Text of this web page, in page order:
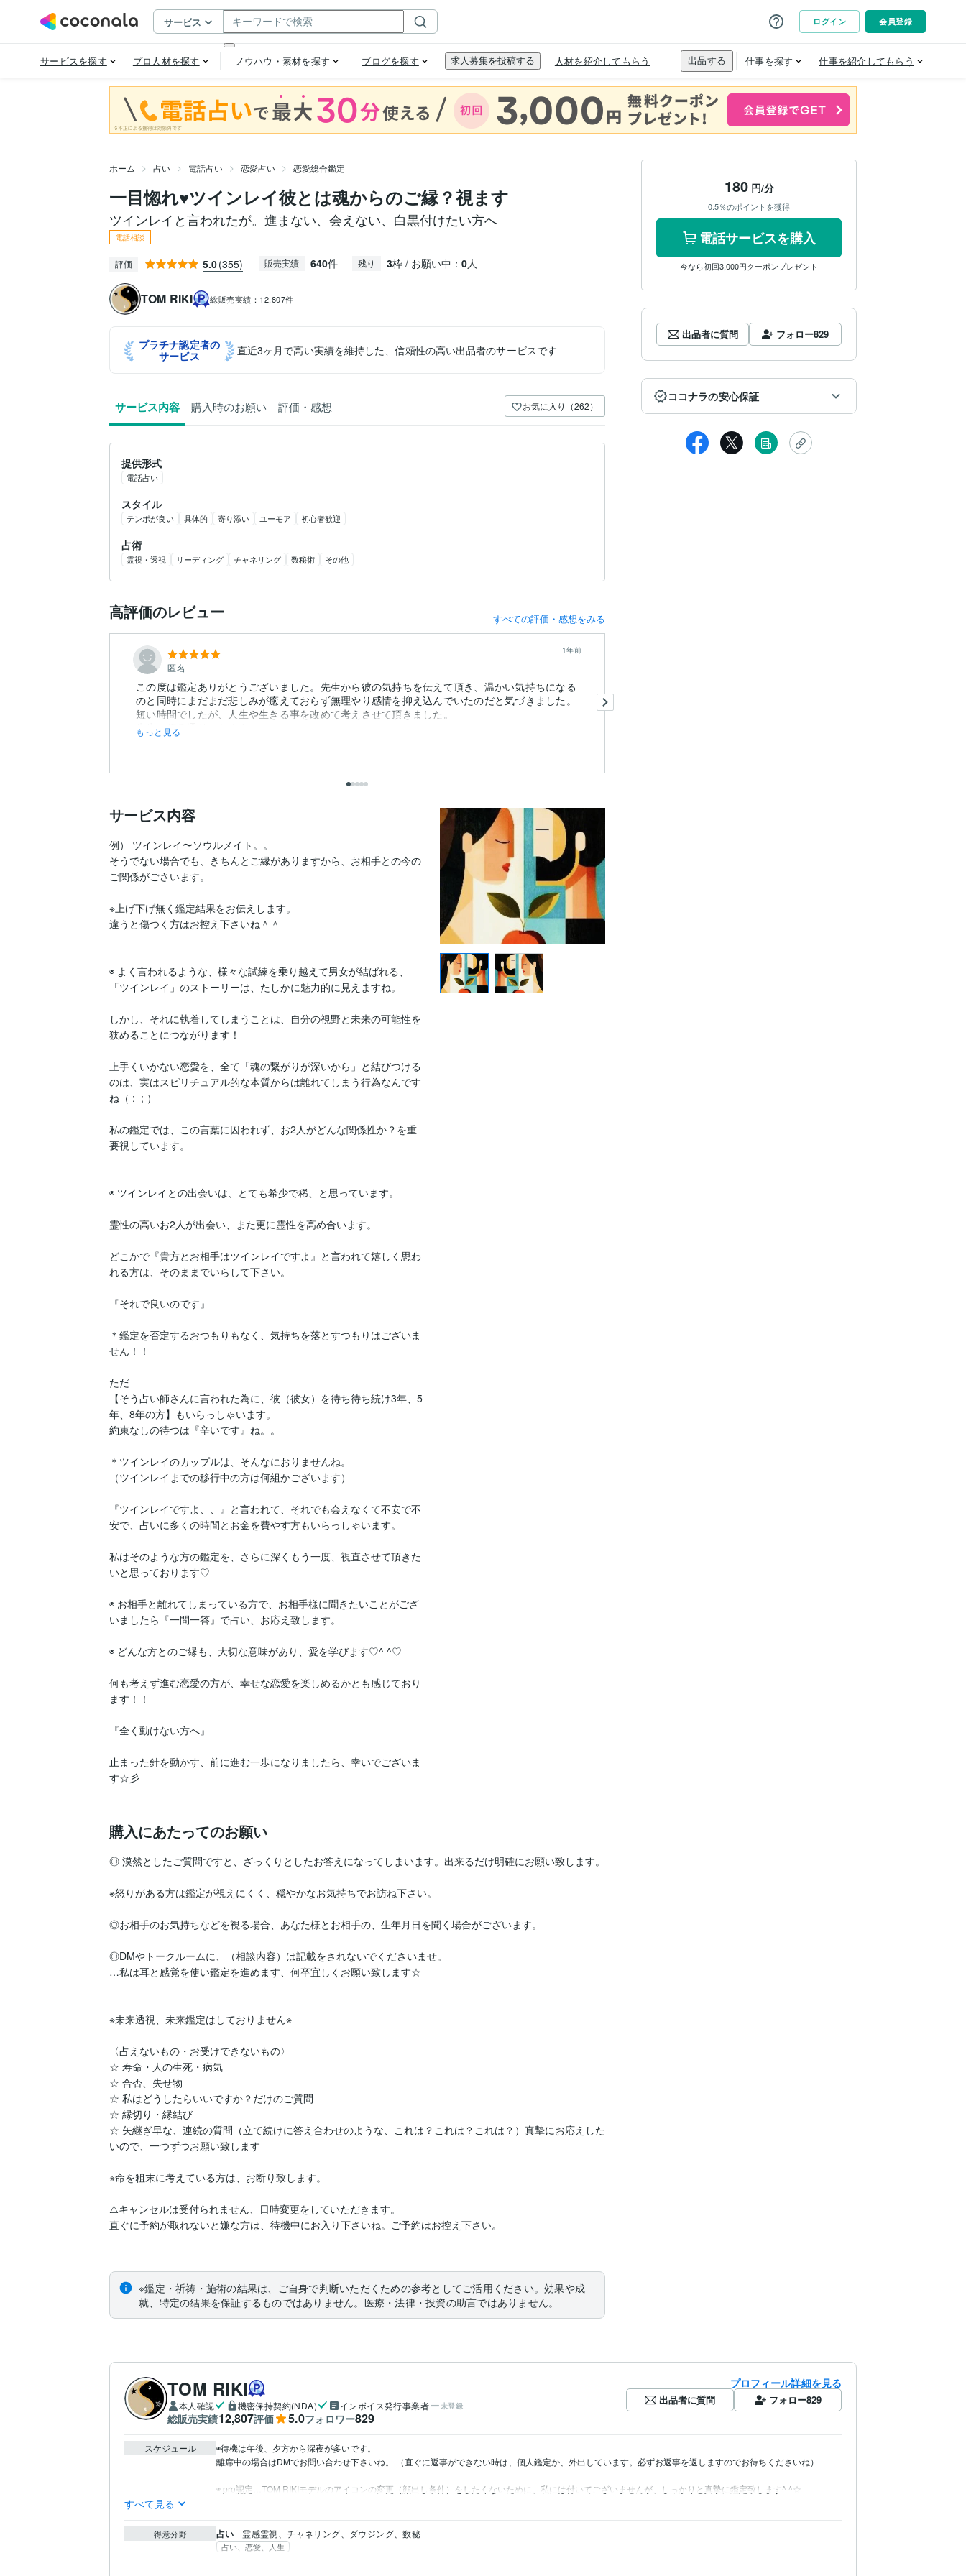
ホーム 占い 電話占い 恋愛占い 恋愛総合鑑定
一目惚れ♥️ツインレイ彼とは魂からのご縁？視ます
ツインレイと言われたが。進まない、会えない、白黒付けたい方へ
電話相談
評価 5.0(355) 販売実績 640件 残り 3枠 / お願い中： 0人
TOM RIKI 総販売実績： 12,807件
プラチナ認定者の
サービス
直近3ヶ月で高い実績を維持した、信頼性の高い出品者のサービスです
サービス内容 購入時のお願い 評価・感想 お気に入り（262）
提供形式
電話占い
スタイル
テンポが良い 具体的 寄り添い ユーモア 初心者歓迎
占術
霊視・透視 リーディング チャネリング 数秘術 その他
高評価のレビュー すべての評価・感想をみる
匿名
1年前
この度は鑑定ありがとうございました。先生から彼の気持ちを伝えて頂き、温かい気持ちになる
のと同時にまだまだ悲しみが癒えておらず無理やり感情を抑え込んでいたのだと気づきました。
短い時間でしたが、人生や生きる事を改めて考えさせて頂きました。
先生の仰る通り、たくさ...
もっと見る
サービス内容
例） ツインレイ〜ソウルメイト。。
そうでない場合でも、きちんとご縁がありますから、お相手との今の
ご関係がごさいます。
※上げ下げ無く鑑定結果をお伝えします。
違うと傷つく方はお控え下さいね＾＾
◉ よく⾔われるような、様々な試練を乗り越えて男⼥が結ばれる、
「ツインレイ」のストーリーは、たしかに魅⼒的に⾒えますね。
しかし、それに執着してしまうことは、⾃分の視野と未来の可能性を
狭めることにつながります！
上⼿くいかない恋愛を、全て「魂の繋がりが深いから」と結びつける
のは、実はスピリチュアル的な本質からは離れてしまう⾏為なんです
ね（ ;  ; ）
私の鑑定では、この言葉に囚われず、お2人がどんな関係性か？を重
要視しています。
◉ ツインレイとの出会いは、とても希少で稀、と思っています。
霊性の高いお2人が出会い、また更に霊性を高め合います。
どこかで『貴方とお相手はツインレイですよ』と言われて嬉しく思わ
れる方は、そのままでいらして下さい。
『それで良いのです』
＊鑑定を否定するおつもりもなく、気持ちを落とすつもりはございま
せん！！
ただ
【そう占い師さんに言われた為に、彼（彼女）を待ち待ち続け3年、5
年、8年の方】もいらっしゃいます。
約束なしの待つは『辛いです』ね。。
＊ツインレイのカップルは、そんなにおりませんね。
（ツインレイまでの移行中の方は何組かございます）
『ツインレイですよ、、』と言われて、それでも会えなくて不安で不
安で、占いに多くの時間とお金を費やす方もいらっしゃいます。
私はそのような方の鑑定を、さらに深くもう一度、視直させて頂きた
いと思っております♡
◉ お相手と離れてしまっている方で、お相手様に聞きたいことがござ
いましたら『一問一答』で占い、お応え致します。
◉ どんな方とのご縁も、大切な意味があり、愛を学びます♡^ ^♡
何も考えず進む恋愛の方が、幸せな恋愛を楽しめるかとも感じており
ます！！
『全く動けない方へ』
止まった針を動かす、前に進む一歩になりましたら、幸いでございま
す☆彡
購入にあたってのお願い
◎ 漠然としたご質問ですと、ざっくりとしたお答えになってしまいます。出来るだけ明確にお願い致します。
※怒りがある方は鑑定が視えにくく、穏やかなお気持ちでお訪ね下さい。
◎お相手のお気持ちなどを視る場合、あなた様とお相手の、生年月日を聞く場合がございます。
◎DMやトークルームに、（相談内容）は記載をされないでくださいませ。
…私は耳と感覚を使い鑑定を進めます、何卒宜しくお願い致します☆
※未来透視、未来鑑定はしておりません※
〈占えないもの・お受けできないもの〉
☆ 寿命・人の生死・病気
☆ 合否、失せ物
☆ 私はどうしたらいいですか？だけのご質問
☆ 縁切り・縁結び
☆ 矢継ぎ早な、連続の質問（立て続けに答え合わせのような、これは？これは？これは？）真摯にお応えした
いので、一つずつお願い致します
※命を粗末に考えている方は、お断り致します。
⚠️キャンセルは受付られません、日時変更をしていただきます。
直ぐに予約が取れないと嫌な方は、待機中にお入り下さいね。ご予約はお控え下さい。
※鑑定・祈祷・施術の結果は、ご自身で判断いただくための参考としてご活用ください。効果や成
就、特定の結果を保証するものではありません。医療・法律・投資の助言ではありません。
180円/分
0.5％のポイントを獲得
電話サービスを購入
今なら初回3,000円クーポンプレゼント
出品者に質問 フォロー829
ココナラの安心保証
TOM RIKI
本人確認 機密保持契約(NDA) インボイス発行事業者 未登録
総販売実績12,807評価 5.0フォロワー829
プロフィール詳細を見る
出品者に質問 フォロー829
スケジュール
◉待機は午後、夕方から深夜が多いです。
離席中の場合はDMでお問い合わせ下さいね。 （直ぐに返事ができない時は、個人鑑定か、外出しています。必ずお返事を返しますのでお待ちくださいね）
◉ pro認定…TOM RIKIモデルのアイコンの変更（顔出し条件）をしたくないために、私には付いてございませんが、しっかりと真摯に鑑定致します^ ^☆
すべて見る
得意分野 占い 霊感霊視、チャネリング、ダウジング、数秘
占い、恋愛、人生